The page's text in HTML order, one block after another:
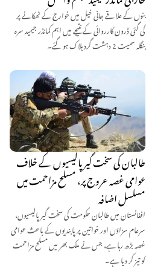
بنوں کے علاقے جانی خیل میں خوارج کے ٹھکانے پر
کی گئی ڈرون کارروائی کے نتیجے میں اہم کمانڈر جیمید سرہ
بنگلہ سمیت 2 دہشت گرد ہلاک ہو گئے۔
طالبان کی سخت گیر پالیسیوں کے خلاف
عوامی غصہ عروج پر، مسلح مزاحمت میں
مسلسل اضافہ
افغانستان میں طالبان حکومت کی سخت گیر پالیسیوں،
سرعام سزاؤں اور خواتین پر پابندیوں کے باعث عوامی
غصہ بڑھ رہا ہے، جس نے ملک بھر میں مسلح مزاحمت
کو تیز کر دیا ہے۔